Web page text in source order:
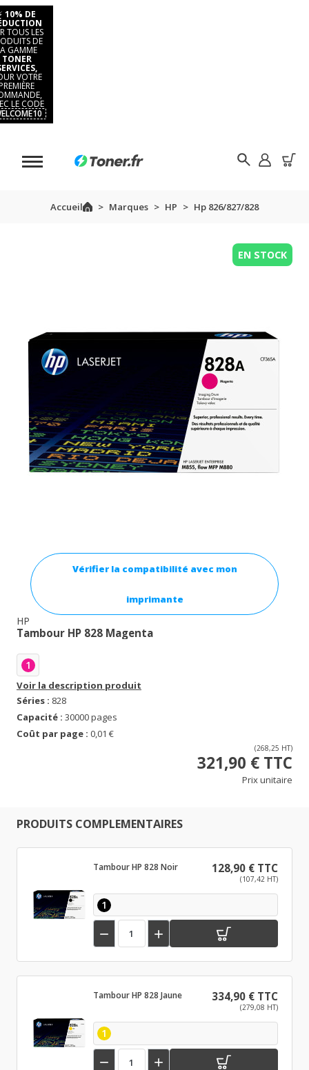
10% DE
TOUS LES
DE
GAMME
TONER
VOTRE
LE CODE
Accueil Marques HP Hp 826/827/828
EN STOCK
Vérifier la compatibilité avec mon
imprimante
HP
Tambour HP 828 Magenta
1
Voir la description produit
Séries : 828
Capacité : 30000 pages
Coût par page : 0,01 €
(268,25 HT)
321,90 € TTC
Prix unitaire
PRODUITS COMPLEMENTAIRES
Tambour HP 828 Noir 128,90 € TTC
(107,42 HT)
1
 
Tambour HP 828 Jaune 334,90 € TTC
(279,08 HT)
1
 